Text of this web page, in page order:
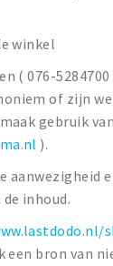
winkel
( 076-
of zijn
gebruik
).
aanwezigheid
inhoud.
een bron van